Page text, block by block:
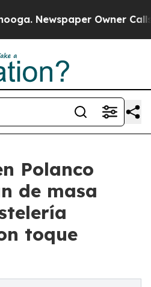
Newspaper Owner Calls
Polanco
de masa
toque